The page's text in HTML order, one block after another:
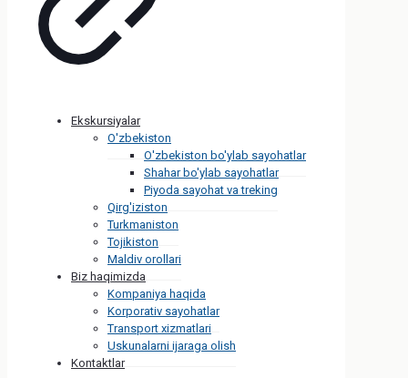
Ekskursiyalar
O'zbekiston
O'zbekiston bo'ylab sayohatlar
Shahar bo'ylab sayohatlar
Piyoda sayohat va treking
Qirg'iziston
Turkmaniston
Tojikiston
Maldiv orollari
Biz haqimizda
Kompaniya haqida
Korporativ sayohatlar
Transport xizmatlari
Uskunalarni ijaraga olish
Kontaktlar